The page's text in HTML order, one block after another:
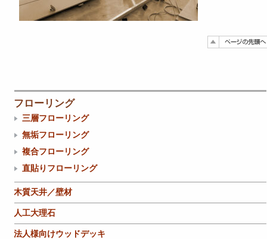
フローリング
三層フローリング
無垢フローリング
複合フローリング
直貼りフローリング
木質天井／壁材
人工大理石
法人様向けウッドデッキ